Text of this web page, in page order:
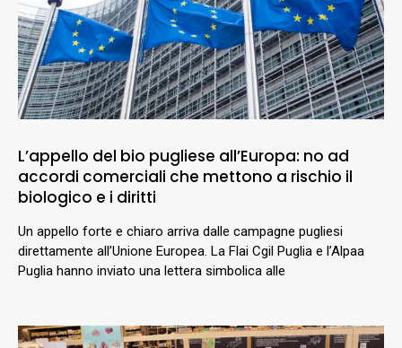
L’appello del bio pugliese all’Europa: no ad
accordi comerciali che mettono a rischio il
biologico e i diritti
Un appello forte e chiaro arriva dalle campagne pugliesi
direttamente all’Unione Europea. La Flai Cgil Puglia e l’Alpaa
Puglia hanno inviato una lettera simbolica alle